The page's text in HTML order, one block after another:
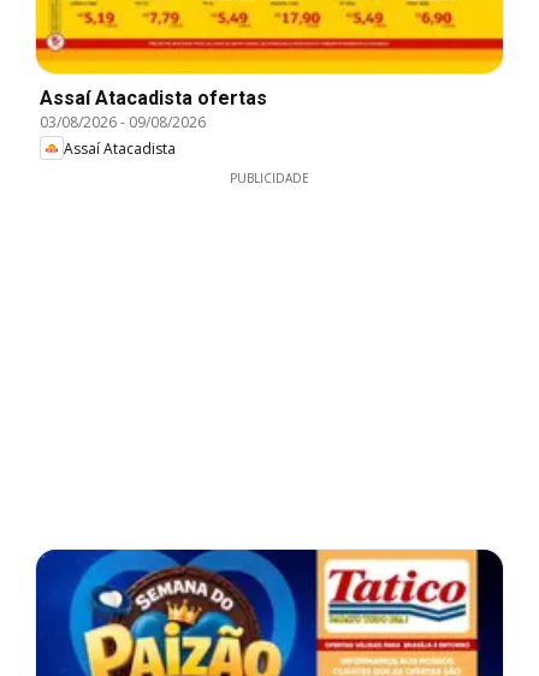
Assaí Atacadista ofertas
03/08/2026- 09/08/2026
Assaí Atacadista
PUBLICIDADE